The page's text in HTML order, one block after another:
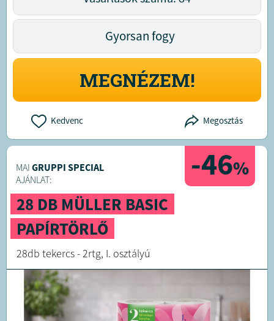
Gyorsan fogy
MEGNÉZEM!
Kedvenc Megosztás
-46%
MAI GRUPPI SPECIAL
AJÁNLAT:
28 DB MÜLLER BASIC
PAPÍRTÖRLŐ
28db tekercs - 2rtg, I. osztályú